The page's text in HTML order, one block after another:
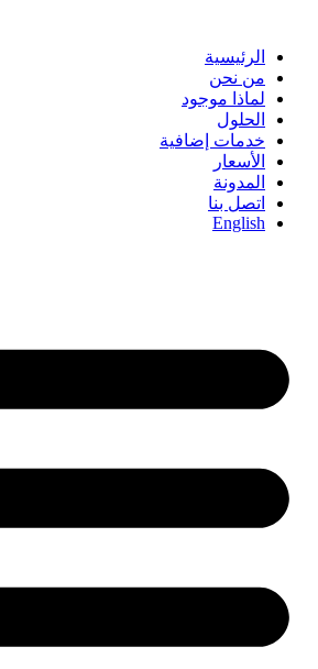
content الرئيسية
من نحن
لماذا موجود
الحلول
خدمات إضافية
الأسعار
المدونة
اتصل بنا
English